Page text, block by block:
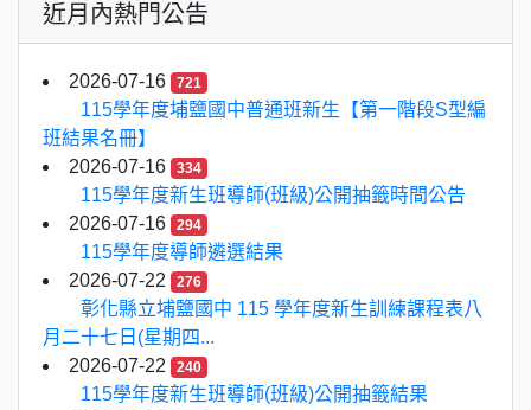
近月內熱門公告
2026-07-16 721
115學年度埔鹽國中普通班新生【第一階段S型編
班結果名冊】
2026-07-16
334
115學年度新生班導師(班級)公開抽籤時間公告
2026-07-16
294
115學年度導師遴選結果
2026-07-22
276
彰化縣立埔鹽國中 115 學年度新生訓練課程表八
月二十七日(星期四...
2026-07-22
240
115學年度新生班導師(班級)公開抽籤結果